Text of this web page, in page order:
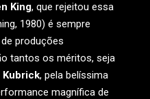
King, que rejeitou essa
1980) é sempre
produções
tantos os méritos, seja
Kubrick, pela belíssima
magnífica de